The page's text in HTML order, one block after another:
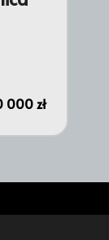
000 zł